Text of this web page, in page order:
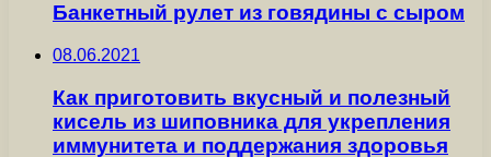
Банкетный рулет из говядины с сыром
08.06.2021
Как приготовить вкусный и полезный
кисель из шиповника для укрепления
иммунитета и поддержания здоровья